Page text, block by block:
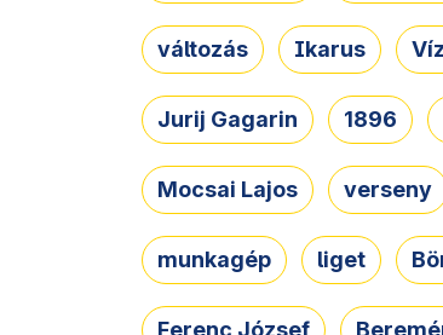
változás Ikarus
Jurij Gagarin 1896
Mocsai Lajos verseny
munkagép liget
Ferenc József